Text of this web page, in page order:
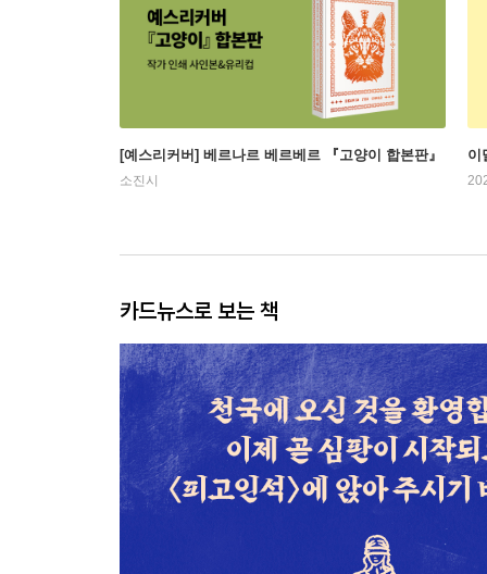
[예스리커버] 베르나르 베르베르 『고양이 합본판』
소진시
이
카드뉴스로 보는 책